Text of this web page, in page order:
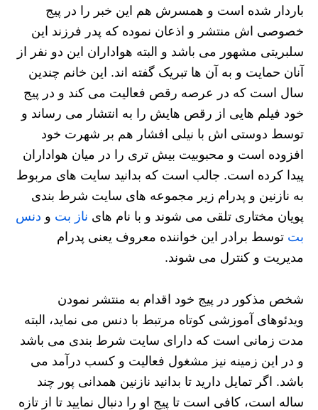
باردار شده است و همسرش هم این خبر را در پیج
خصوصی اش منتشر و اذعان نموده که پدر فرزند این
سلبریتی مشهور می باشد و البته هواداران این دو نفر از
آنان حمایت و به آن ها تبریک گفته اند. این خانم چندین
سال است که در عرصه رقص فعالیت می کند و در پیج
خود فیلم هایی از رقص هایش را به انتشار می رساند و
توسط دوستی اش با نیلی افشار هم بر شهرت خود
افزوده است و محبوبیت بیش تری را در میان هواداران
پیدا کرده است. جالب است که بدانید سایت های مربوط
به نازنین و پدرام زیر مجموعه های سایت شرط بندی
پویان مختاری تلقی می شوند و با نام های ناز بت و دنس
بت توسط برادر این خواننده معروف یعنی پدرام
مدیریت و کنترل می شوند.
شخص مذکور در پیج خود اقدام به منتشر نمودن
ویدئوهای آموزشی کوتاه مرتبط با دنس می نماید، البته
مدت زمانی است که دارای سایت شرط بندی می باشد
و در این زمینه نیز مشغول فعالیت و کسب درآمد می
باشد. اگر تمایل دارید تا بدانید نازنین همدانی پور چند
ساله است، کافی است تا پیج او را دنبال نمایید تا از تازه